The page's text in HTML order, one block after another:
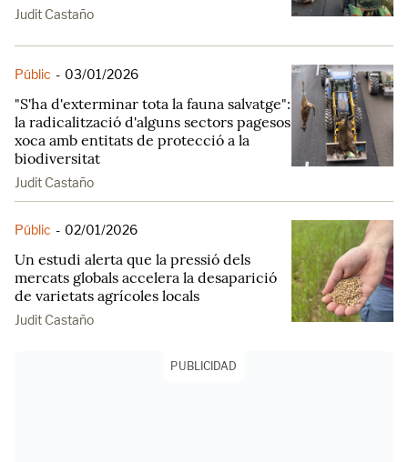
Judit Castaño
Públic - 03/01/2026
"S'ha d'exterminar tota la fauna salvatge":
la radicalització d'alguns sectors pagesos
xoca amb entitats de protecció a la
biodiversitat
Judit Castaño
Públic - 02/01/2026
Un estudi alerta que la pressió dels
mercats globals accelera la desaparició
de varietats agrícoles locals
Judit Castaño
PUBLICIDAD